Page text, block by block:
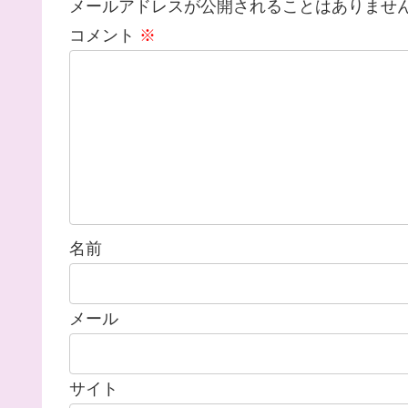
メールアドレスが公開されることはありませ
コメント ※
名前
メール
サイト